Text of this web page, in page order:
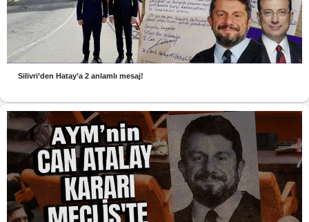
Silivri’den Hatay’a 2 anlamlı mesaj!